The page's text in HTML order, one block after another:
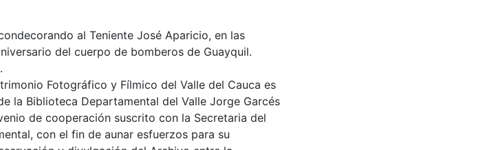
al Teniente José Aparicio, en las
del cuerpo de bomberos de Guayquil.
Fotográfico y Fílmico del Valle del Cauca es
la Biblioteca Departamental del Valle Jorge Garcés
de cooperación suscrito con la Secretaria del
con el fin de aunar esfuerzos para su